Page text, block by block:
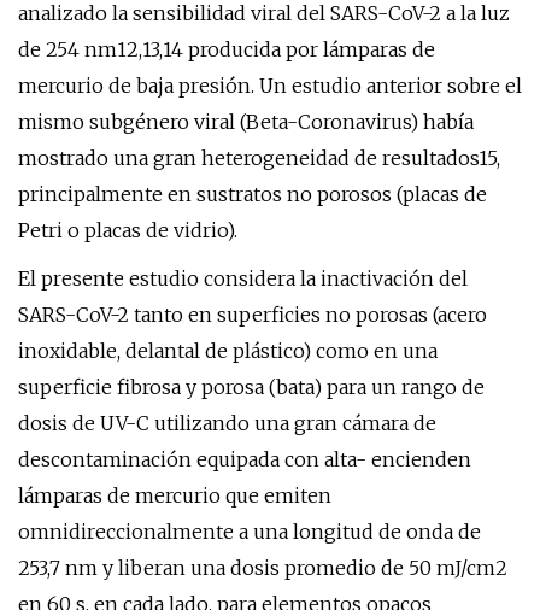
analizado la sensibilidad viral del SARS-CoV-2 a la luz
de 254 nm12,13,14 producida por lámparas de
mercurio de baja presión. Un estudio anterior sobre el
mismo subgénero viral (Beta-Coronavirus) había
mostrado una gran heterogeneidad de resultados15,
principalmente en sustratos no porosos (placas de
Petri o placas de vidrio).
El presente estudio considera la inactivación del
SARS-CoV-2 tanto en superficies no porosas (acero
inoxidable, delantal de plástico) como en una
superficie fibrosa y porosa (bata) para un rango de
dosis de UV-C utilizando una gran cámara de
descontaminación equipada con alta- encienden
lámparas de mercurio que emiten
omnidireccionalmente a una longitud de onda de
253,7 nm y liberan una dosis promedio de 50 mJ/cm2
en 60 s, en cada lado, para elementos opacos